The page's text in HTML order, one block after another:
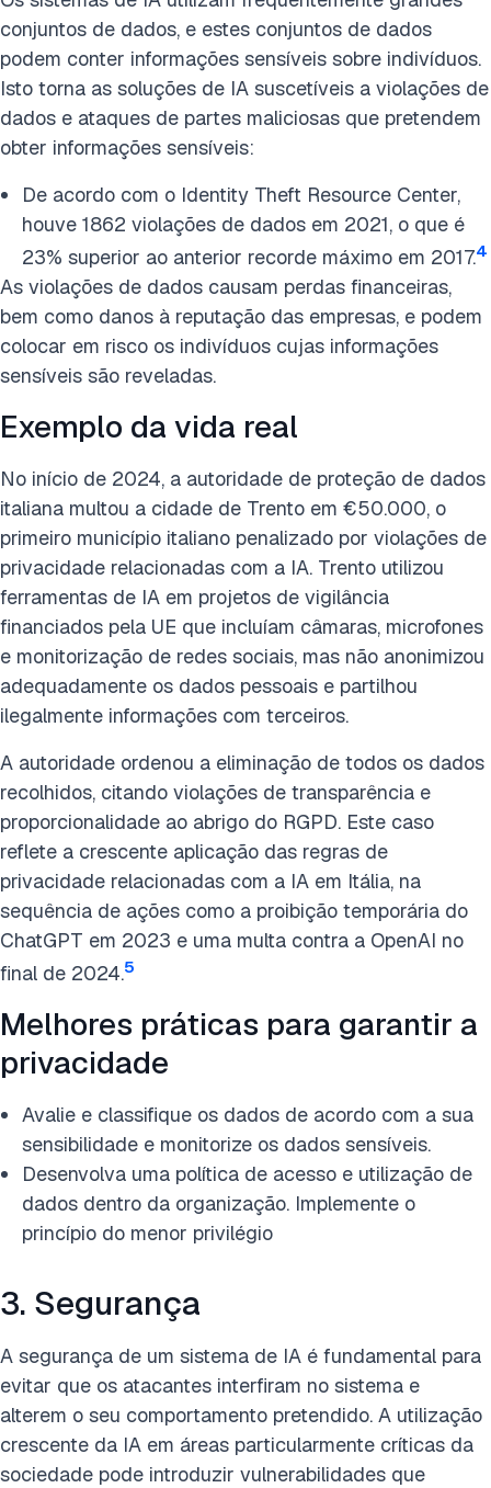
conjuntos de dados, e estes conjuntos de dados
podem conter informações sensíveis sobre indivíduos.
Isto torna as soluções de IA suscetíveis a violações de
dados e ataques de partes maliciosas que pretendem
obter informações sensíveis:
De acordo com o Identity Theft Resource Center,
houve 1862 violações de dados em 2021, o que é
23% superior ao anterior recorde máximo em 2017.4
As violações de dados causam perdas financeiras,
bem como danos à reputação das empresas, e podem
colocar em risco os indivíduos cujas informações
sensíveis são reveladas.
Exemplo da vida real
No início de 2024, a autoridade de proteção de dados
italiana multou a cidade de Trento em €50.000, o
primeiro município italiano penalizado por violações de
privacidade relacionadas com a IA. Trento utilizou
ferramentas de IA em projetos de vigilância
financiados pela UE que incluíam câmaras, microfones
e monitorização de redes sociais, mas não anonimizou
adequadamente os dados pessoais e partilhou
ilegalmente informações com terceiros.
A autoridade ordenou a eliminação de todos os dados
recolhidos, citando violações de transparência e
proporcionalidade ao abrigo do RGPD. Este caso
reflete a crescente aplicação das regras de
privacidade relacionadas com a IA em Itália, na
sequência de ações como a proibição temporária do
ChatGPT em 2023 e uma multa contra a OpenAI no
final de 2024.5
Melhores práticas para garantir a
privacidade
Avalie e classifique os dados de acordo com a sua
sensibilidade e monitorize os dados sensíveis.
Desenvolva uma política de acesso e utilização de
dados dentro da organização. Implemente o
princípio do menor privilégio
3. Segurança
A segurança de um sistema de IA é fundamental para
evitar que os atacantes interfiram no sistema e
alterem o seu comportamento pretendido. A utilização
crescente da IA em áreas particularmente críticas da
sociedade pode introduzir vulnerabilidades que